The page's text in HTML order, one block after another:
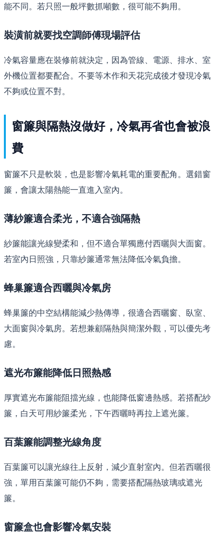
能不同。若只照一般坪數抓噸數，很可能不夠用。
裝潢前就要找空調師傅現場評估
冷氣容量應在裝修前就決定，因為管線、電源、排水、室
外機位置都要配合。不要等木作和天花完成後才發現冷氣
不夠或位置不對。
窗簾與隔熱沒做好，冷氣再省也會被浪
費
窗簾不只是軟裝，也是影響冷氣耗電的重要配角。選錯窗
簾，會讓太陽熱能一直進入室內。
薄紗簾適合柔光，不適合強隔熱
紗簾能讓光線變柔和，但不適合單獨應付西曬與大面窗。
若室內日照強，只靠紗簾通常無法降低冷氣負擔。
蜂巢簾適合西曬與冷氣房
蜂巢簾的中空結構能減少熱傳導，很適合西曬窗、臥室、
大面窗與冷氣房。若想兼顧隔熱與簡潔外觀，可以優先考
慮。
遮光布簾能降低日照熱感
厚實遮光布簾能阻擋光線，也能降低窗邊熱感。若搭配紗
簾，白天可用紗簾柔光，下午西曬時再拉上遮光簾。
百葉簾能調整光線角度
百葉簾可以讓光線往上反射，減少直射室內。但若西曬很
強，單用百葉簾可能仍不夠，需要搭配隔熱玻璃或遮光
簾。
窗簾盒也會影響冷氣安裝